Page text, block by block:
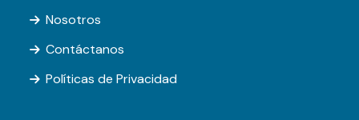
Nosotros
Contáctanos
Políticas de Privacidad